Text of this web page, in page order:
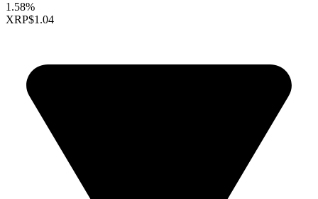
1.58%
XRP$1.04